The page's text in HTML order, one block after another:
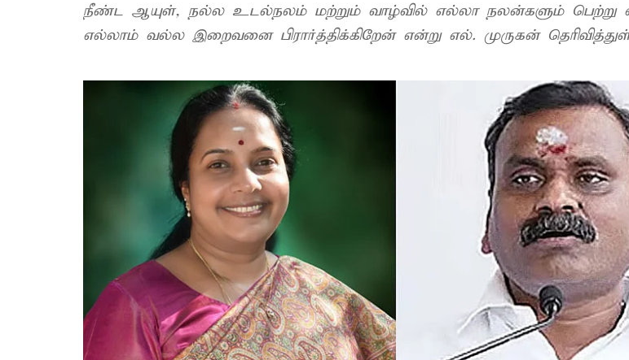
நீண்ட ஆயுள், நல்ல உடல்நலம் மற்றும் வாழ்வில் எல்லா நலன்களும் பெற்று
எல்லாம் வல்ல இறைவனை பிரார்த்திக்கிறேன் என்று எல். முருகன்